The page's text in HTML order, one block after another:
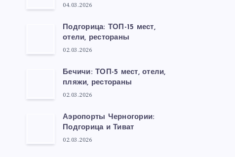
04.03.2026
Подгорица: ТОП-15 мест,
отели, рестораны
02.03.2026
Бечичи: ТОП-5 мест, отели,
пляжи, рестораны
02.03.2026
Аэропорты Черногории:
Подгорица и Тиват
02.03.2026